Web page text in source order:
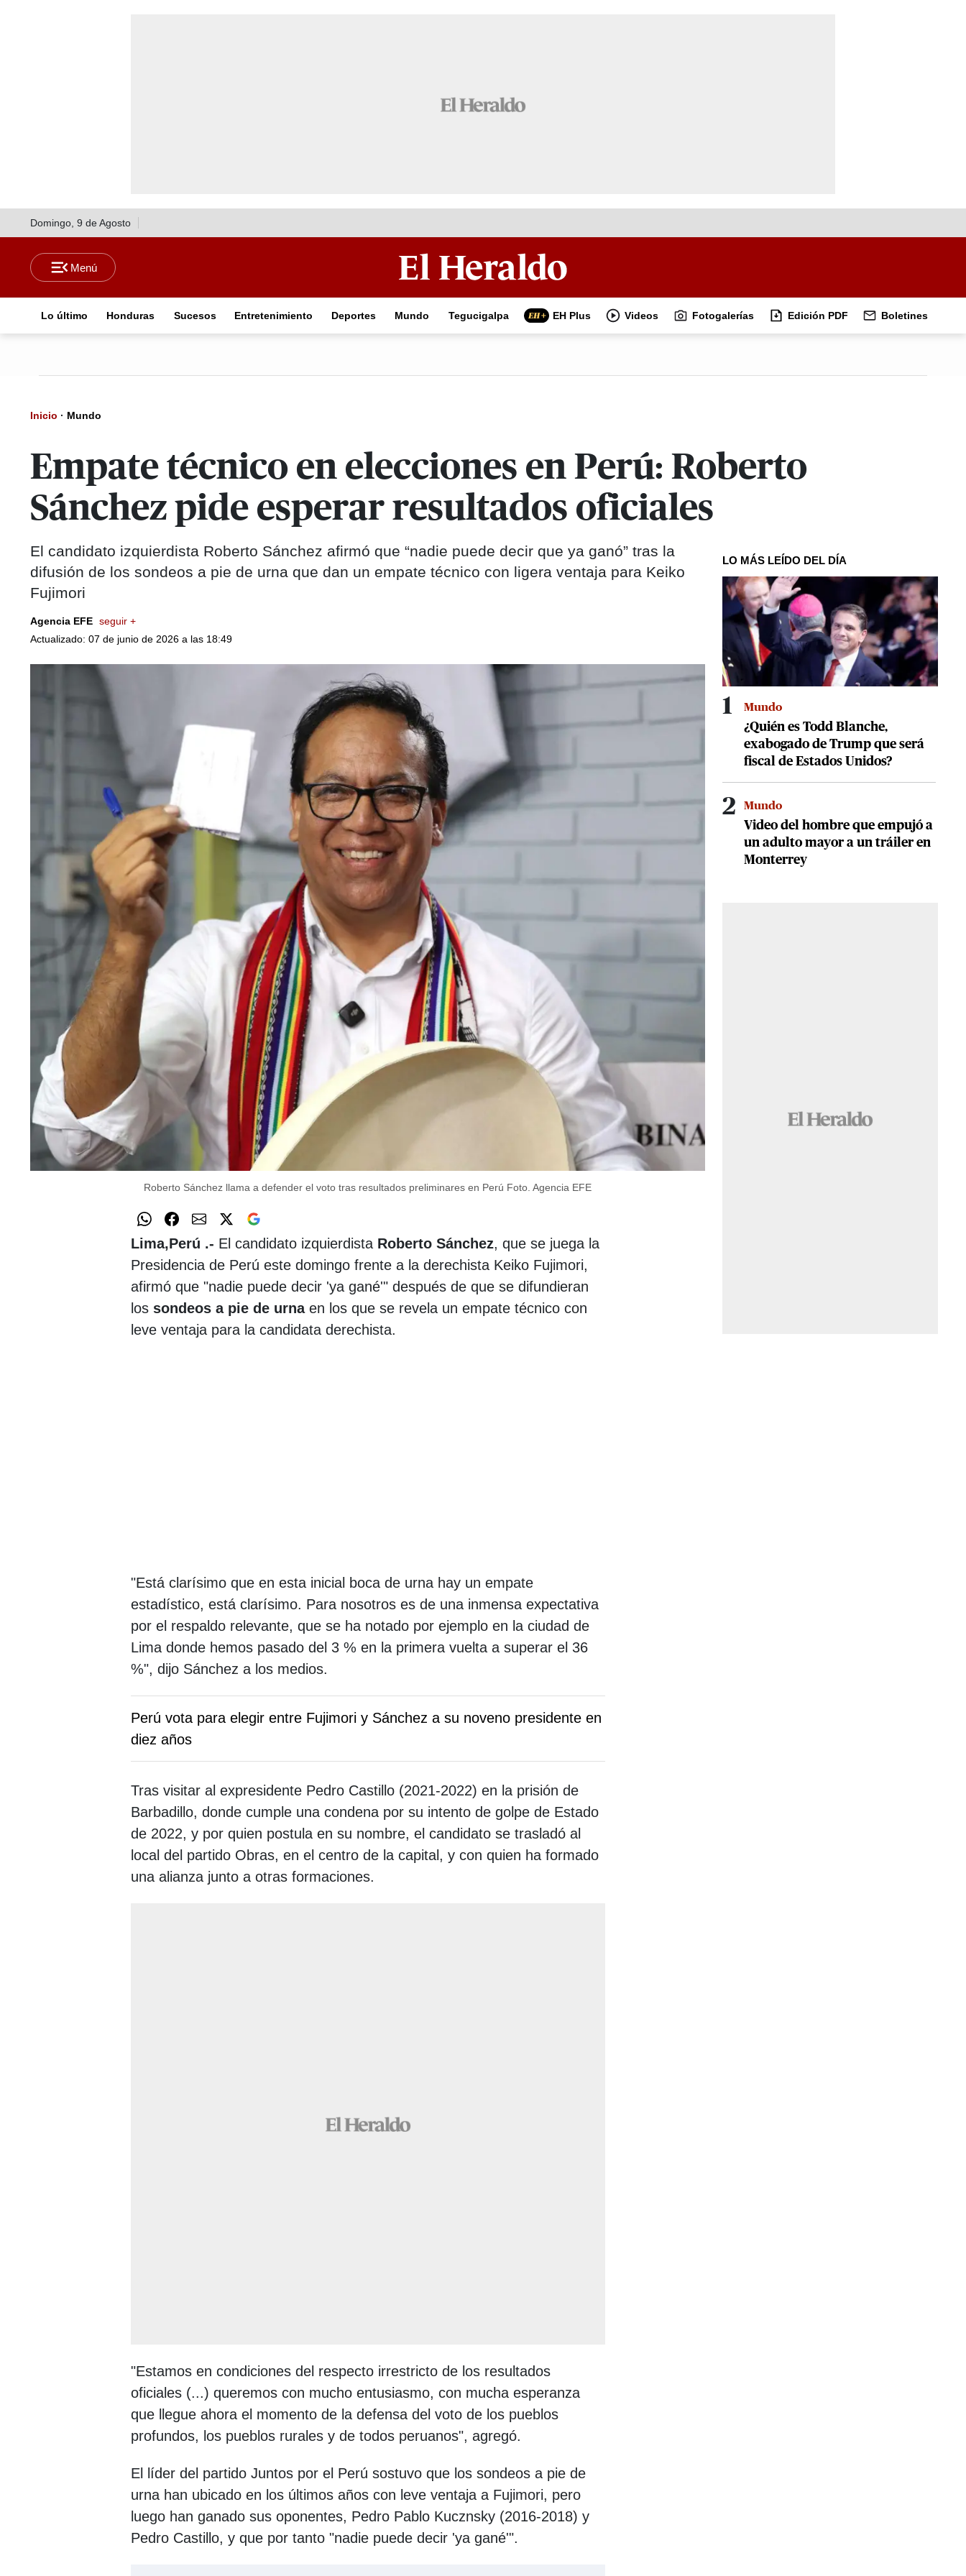
Domingo, 9 de Agosto
Lo último Honduras Sucesos Entretenimiento Deportes Mundo Tegucigalpa EH Plus Videos Fotogalerías Edición PDF Boletines
Inicio · Mundo
Empate técnico en elecciones en Perú: Roberto
Sánchez pide esperar resultados oficiales
El candidato izquierdista Roberto Sánchez afirmó que “nadie puede decir que ya ganó” tras la
difusión de los sondeos a pie de urna que dan un empate técnico con ligera ventaja para Keiko
Fujimori
Agencia EFE seguir +
Actualizado: 07 de junio de 2026 a las 18:49
Roberto Sánchez llama a defender el voto tras resultados preliminares en Perú Foto. Agencia EFE
Lima,Perú .- El candidato izquierdista Roberto Sánchez, que se juega la
Presidencia de Perú este domingo frente a la derechista Keiko Fujimori,
afirmó que "nadie puede decir 'ya gané'" después de que se difundieran
lossondeos a pie de urna en los que se revela un empate técnico con
leve ventaja para la candidata derechista.
"Está clarísimo que en esta inicial boca de urna hay un empate
estadístico, está clarísimo. Para nosotros es de una inmensa expectativa
por el respaldo relevante, que se ha notado por ejemplo en la ciudad de
Lima donde hemos pasado del 3 % en la primera vuelta a superar el 36
%", dijo Sánchez a los medios.
Perú vota para elegir entre Fujimori y Sánchez a su noveno presidente en
diez años
Tras visitar al expresidente Pedro Castillo (2021-2022) en la prisión de
Barbadillo, donde cumple una condena por su intento de golpe de Estado
de 2022, y por quien postula en su nombre, el candidato se trasladó al
local del partido Obras, en el centro de la capital, y con quien ha formado
una alianza junto a otras formaciones.
"Estamos en condiciones del respecto irrestricto de los resultados
oficiales (...) queremos con mucho entusiasmo, con mucha esperanza
que llegue ahora el momento de la defensa del voto de los pueblos
profundos, los pueblos rurales y de todos peruanos", agregó.
El líder del partido Juntos por el Perú sostuvo que los sondeos a pie de
urna han ubicado en los últimos años con leve ventaja a Fujimori, pero
luego han ganado sus oponentes, Pedro Pablo Kucznsky (2016-2018) y
Pedro Castillo, y que por tanto "nadie puede decir 'ya gané'".
LO MÁS LEÍDO DEL DÍA
1 Mundo
¿Quién es Todd Blanche,
exabogado de Trump que será
fiscal de Estados Unidos?
2 Mundo
Video del hombre que empujó a
un adulto mayor a un tráiler en
Monterrey